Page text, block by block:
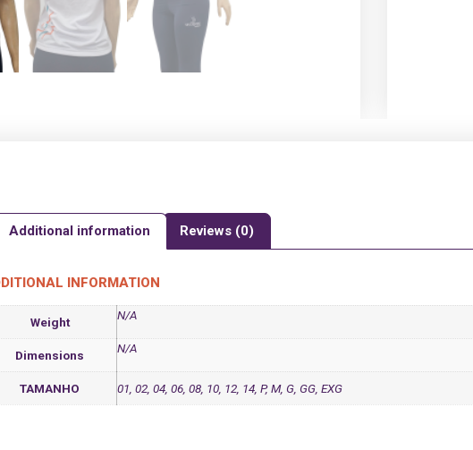
Additional information Reviews (0)
INFORMATION
Weight N/A
Dimensions N/A
TAMANHO 01, 02, 04, 06, 08, 10, 12, 14, P, M, G, GG, EXG